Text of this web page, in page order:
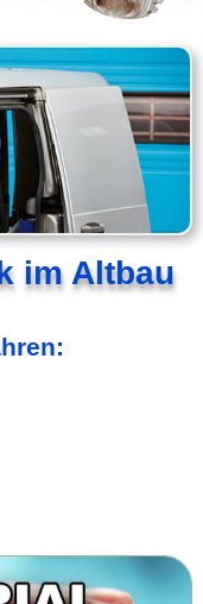
im Altbau